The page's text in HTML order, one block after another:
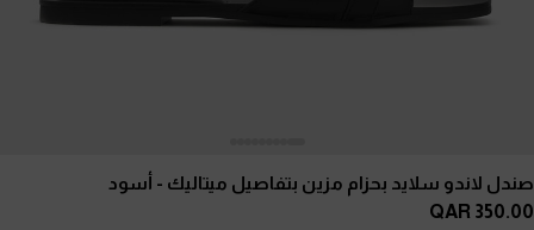
صندل لاندو سلايد بحزام مزين بتفاصيل ميتاليك - أسود
350.00 QAR